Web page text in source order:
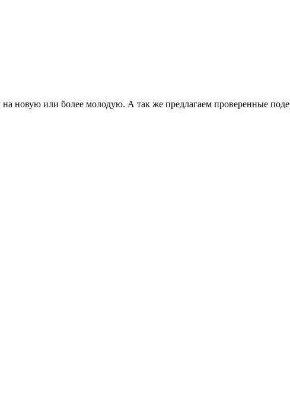
новую или более молодую. А так же предлагаем проверенные